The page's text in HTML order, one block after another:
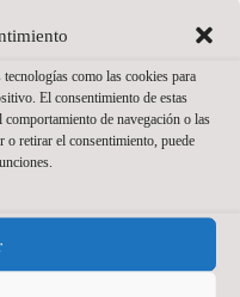
como las cookies para
El consentimiento de estas
de navegación o las
o retirar el consentimiento, puede
compitiendo como
Brasil
Read More »